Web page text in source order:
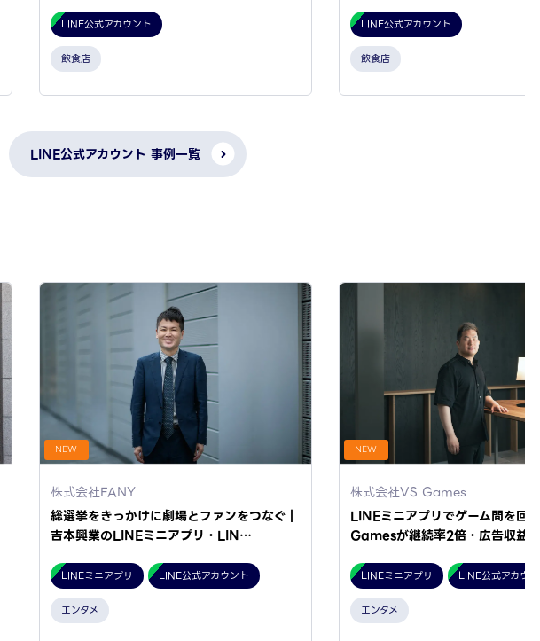
LINE公式アカウント
飲食店
LINE公式アカウント
飲食店
LINE公式アカウント 事例一覧
NEW
株式会社FANY
総選挙をきっかけに劇場とファンをつなぐ｜
吉本興業のLINEミニアプリ・LIN…
LINEミニアプリ LINE公式アカウント
エンタメ
NEW
株式会社VS Games
LINEミニアプリでゲーム間を回
Gamesが継続率2倍・広告収益
LINEミニアプリ LINE公式アカウ
エンタメ